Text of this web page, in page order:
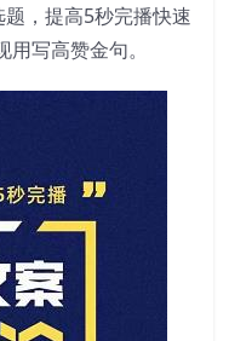
，提高5秒完播快速
写高赞金句。